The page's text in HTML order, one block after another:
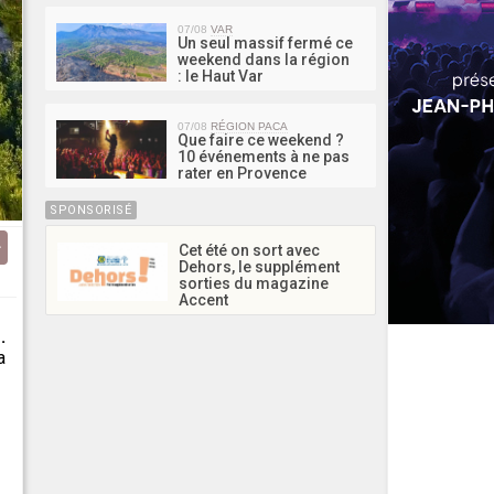
07/08 VAR
Un seul massif fermé ce
weekend dans la région
: le Haut Var
07/08 RÉGION PACA
Que faire ce weekend ?
10 événements à ne pas
rater en Provence
SPONSORISÉ
Cet été on sort avec
Dehors, le supplément
sorties du magazine
Accent